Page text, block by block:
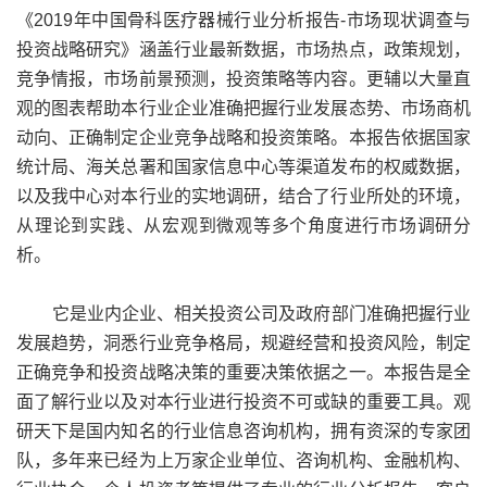
《2019年中国骨科医疗器械行业分析报告-市场现状调查与
投资战略研究》涵盖行业最新数据，市场热点，政策规划，
竞争情报，市场前景预测，投资策略等内容。更辅以大量直
观的图表帮助本行业企业准确把握行业发展态势、市场商机
动向、正确制定企业竞争战略和投资策略。本报告依据国家
统计局、海关总署和国家信息中心等渠道发布的权威数据，
以及我中心对本行业的实地调研，结合了行业所处的环境，
从理论到实践、从宏观到微观等多个角度进行市场调研分
析。
它是业内企业、相关投资公司及政府部门准确把握行业
发展趋势，洞悉行业竞争格局，规避经营和投资风险，制定
正确竞争和投资战略决策的重要决策依据之一。本报告是全
面了解行业以及对本行业进行投资不可或缺的重要工具。观
研天下是国内知名的行业信息咨询机构，拥有资深的专家团
队，多年来已经为上万家企业单位、咨询机构、金融机构、